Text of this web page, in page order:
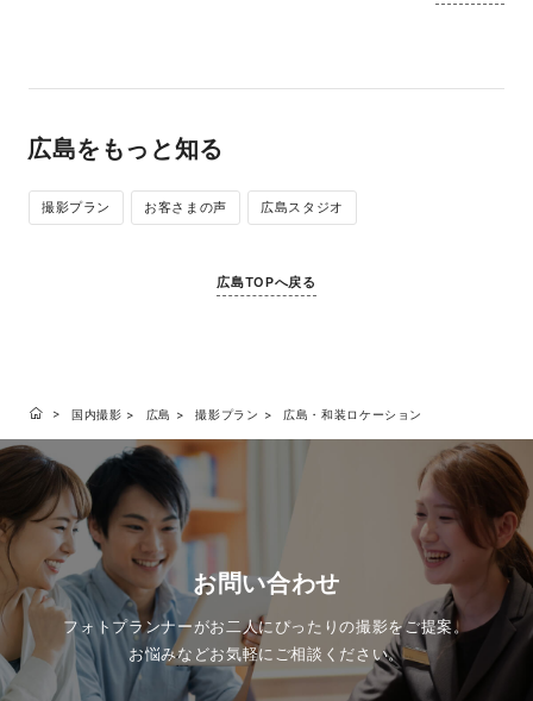
広島をもっと知る
撮影プラン お客さまの声 広島スタジオ
広島TOPへ戻る
国内撮影 広島 撮影プラン 広島・和装ロケーション
お問い合わせ
フォトプランナーがお二人にぴったりの撮影をご提案。
お悩みなどお気軽にご相談ください。